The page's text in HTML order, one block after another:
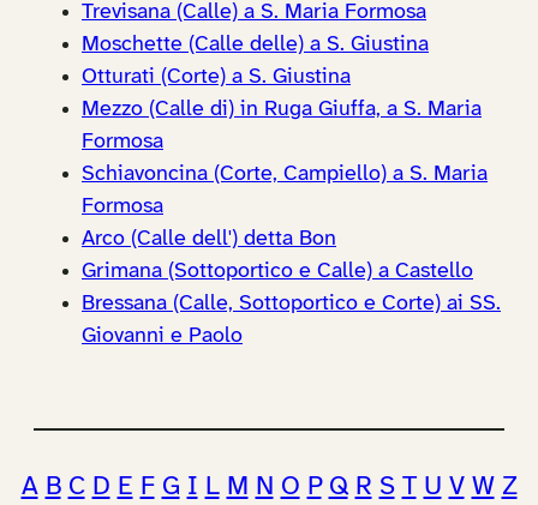
Trevisana (Calle) a S. Maria Formosa
Moschette (Calle delle) a S. Giustina
Otturati (Corte) a S. Giustina
Mezzo (Calle di) in Ruga Giuffa, a S. Maria
Formosa
Schiavoncina (Corte, Campiello) a S. Maria
Formosa
Arco (Calle dell') detta Bon
Grimana (Sottoportico e Calle) a Castello
Bressana (Calle, Sottoportico e Corte) ai SS.
Giovanni e Paolo
A B C D E F G I L M N O P Q R S T U V W Z